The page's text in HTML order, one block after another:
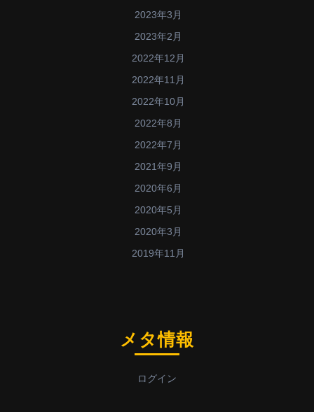
2023年3月
2023年2月
2022年12月
2022年11月
2022年10月
2022年8月
2022年7月
2021年9月
2020年6月
2020年5月
2020年3月
2019年11月
メタ情報
ログイン